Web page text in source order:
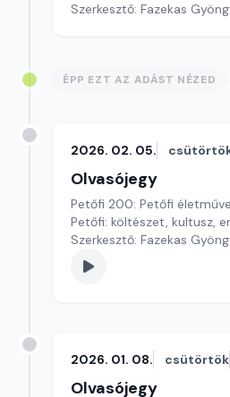
Szerkesztő: Fazekas
ÉPP EZT AZ ADÁST NÉZED
2026. 02. 05.
Olvasójegy
Petőfi 200: Petőfi
Petőfi: költészet, kultusz,
Szerkesztő: Fazekas
2026. 01. 08. csütörtök
Olvasójegy